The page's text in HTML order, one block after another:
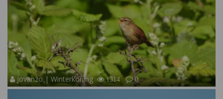
Jovanzo | Winterkoning 1314 0